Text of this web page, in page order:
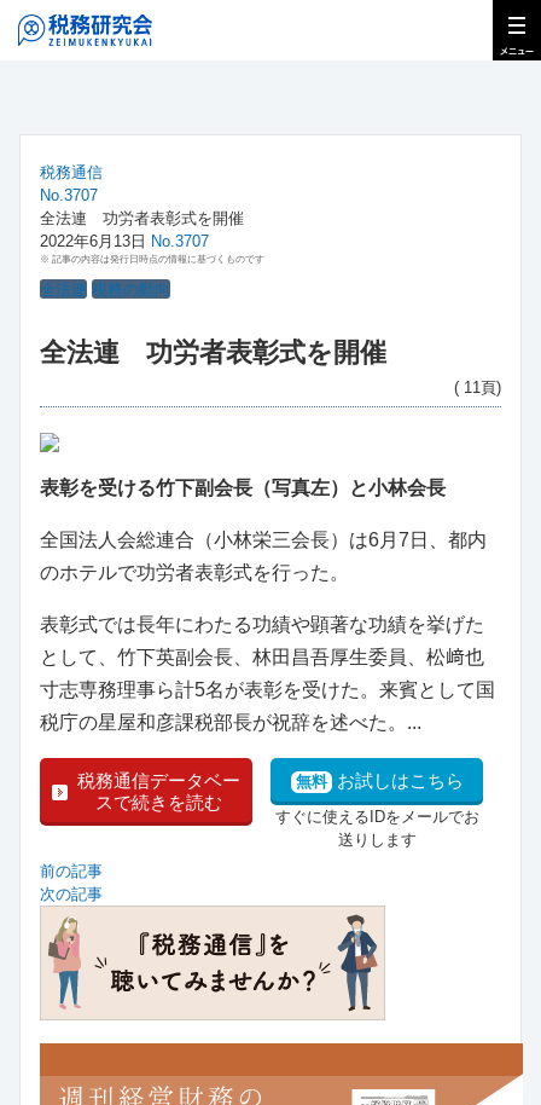
税務通信
No.3707
全法連 功労者表彰式を開催
2022年6月13日 No.3707
※ 記事の内容は発行日時点の情報に基づくものです
全法連 税務の動向
全法連 功労者表彰式を開催
( 11頁)
表彰を受ける竹下副会長（写真左）と小林会長
全国法人会総連合（小林栄三会長）は6月7日、都内
のホテルで功労者表彰式を行った。
表彰式では長年にわたる功績や顕著な功績を挙げた
として、竹下英副会長、林田昌吾厚生委員、松﨑也
寸志専務理事ら計5名が表彰を受けた。来賓として国
税庁の星屋和彦課税部長が祝辞を述べた。...
税務通信データベー
スで続きを読む
無料 お試しはこちら
すぐに使えるIDをメールでお
送りします
前の記事
次の記事